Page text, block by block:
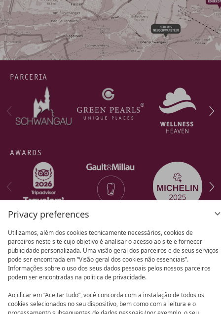
Privacy preferences
Utilizamos, além dos cookies tecnicamente necessários, cookies de
parceiros neste site cujo objetivo é analisar o acesso ao site e fornecer
publicidade personalizada. Uma visão geral dos parceiros e de seus serviços
pode ser encontrada em “Visão geral dos cookies não essenciais”.
Informações sobre o uso dos seus dados pessoais pelos nossos parceiros
podem ser encontradas na política de privacidade.
Ao clicar em “Aceitar tudo”, você concorda com a instalação de todos os
cookies selecionados no seu dispositivo, bem como com a leitura e o
PARCERIA
AWARDS
Política de privacidade
Configuraçao de
privacidade
Aviso legal